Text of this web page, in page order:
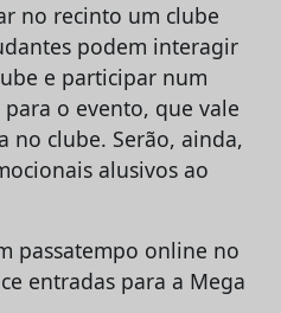
no recinto um clube
podem interagir
e participar num
o evento, que vale
no clube. Serão, ainda,
alusivos ao
passatempo online no
entradas para a Mega